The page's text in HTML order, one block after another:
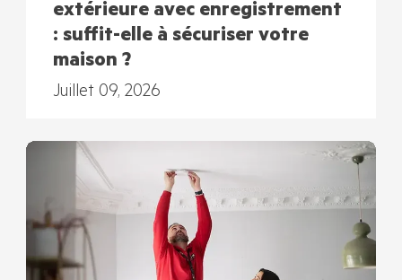
extérieure avec enregistrement
: suffit-elle à sécuriser votre
maison ?
Juillet 09, 2026